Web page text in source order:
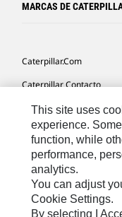
MARCAS DE
Caterpillar.com
Caterpillar Contacto
Mis Preferencias De
Site Map
Cookie Settings
Legal
Privacy
This site uses
experience.
function, while
performance,
analytics.
You can adjust
Cookie Settings.
By selecting I